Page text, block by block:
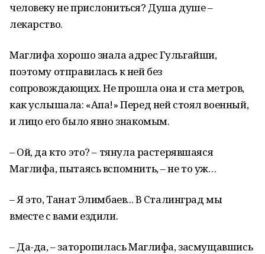
человеку не прислонить­ся? Душа душе –
лекарство.
Маглифа хорошо знала адрес Гульгайши,
поэтому отправилась к ней без
сопровождающих. Не прошла она и ста метров,
как услышала: «Апа!» Перед ней стоял военный,
и лицо его было явно знакомым.
– Ой, да кто это? – тянула растерявшаяся
Маглифа, пытаясь вспомнить, – не то уж…
– Я это, Танат Элимбаев... В Сталинград мы
вместе с вами ездили.
– Да-да, – заторопилась Маглифа, засмущавшись